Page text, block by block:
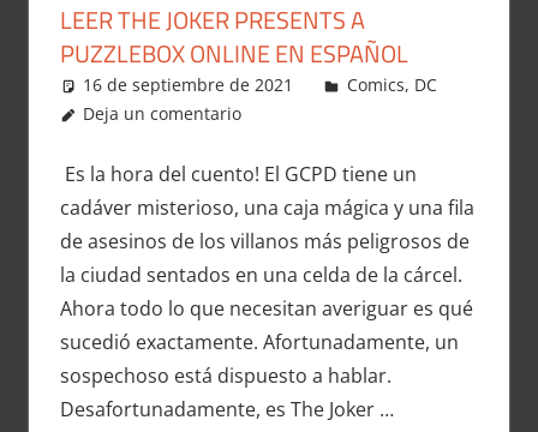
LEER THE JOKER PRESENTS A
PUZZLEBOX ONLINE EN ESPAÑOL
16 de septiembre de 2021 Carlitox Banana
Comics, DC
Deja un comentario
Es la hora del cuento! El GCPD tiene un
cadáver misterioso, una caja mágica y una fila
de asesinos de los villanos más peligrosos de
la ciudad sentados en una celda de la cárcel.
Ahora todo lo que necesitan averiguar es qué
sucedió exactamente. Afortunadamente, un
sospechoso está dispuesto a hablar.
Desafortunadamente, es The Joker …